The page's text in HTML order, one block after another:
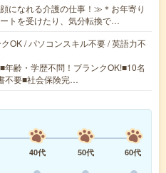
になれる介護の仕事！≫＊お年寄り
トを受けたり、気分転換で…
OK / パソコンスキル不要 / 英語力不
年齢・学歴不問！ブランクOK!■10名
不要■社会保険完…
40代 50代
60代